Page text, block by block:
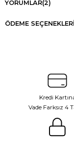
YORUMLAR(2)
ÖDEME SEÇENEKLERI
Kredi
Vade Farksız 4